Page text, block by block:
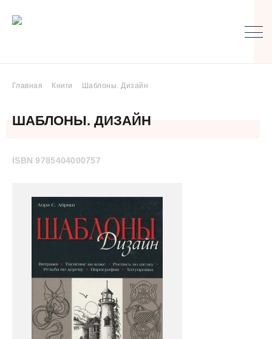
Главная Книги Шаблоны. Дизайн
ШАБЛОНЫ. ДИЗАЙН
ISBN 9785404000757